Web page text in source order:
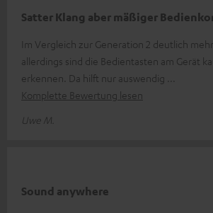
Satter Klang aber mäßiger
Im Vergleich zur Generation 2 deutlich
allerdings sind die Bedientasten am Gerät
erkennen. Da hilft nur auswendig
Komplette Bewertung lesen
Uwe M.
Sound anywhere